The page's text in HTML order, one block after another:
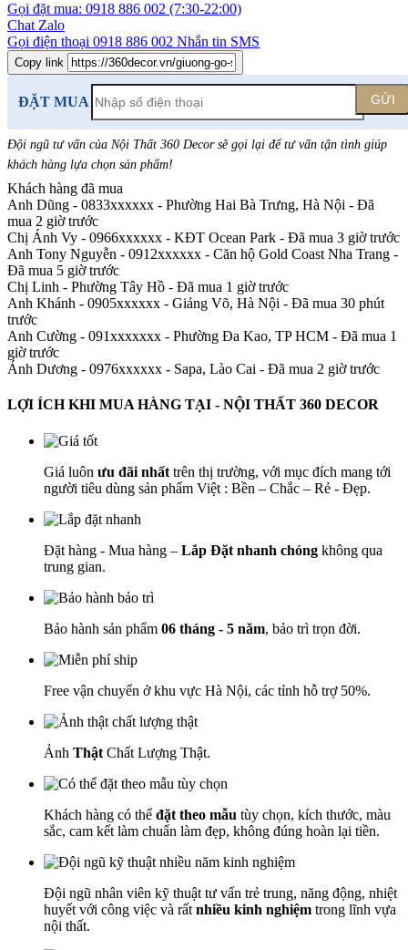
Gọi đặt mua: 0918 886 002 (7:30-22:00)
Chat Zalo
Gọi điện thoại 0918 886 002 Nhắn tin SMS
Copy link
ĐẶT MUA GỬI
Đội ngũ tư vấn của Nội Thất 360 Decor sẽ gọi lại để tư vấn tận tình giúp
khách hàng lựa chọn sản phẩm!
Khách hàng đã mua
Anh Dũng - 0833xxxxxx - Phường Hai Bà Trưng, Hà Nội - Đã
mua 2 giờ trước
Chị Ánh Vy - 0966xxxxxx - KĐT Ocean Park - Đã mua 3 giờ trước
Anh Tony Nguyễn - 0912xxxxxx - Căn hộ Gold Coast Nha Trang -
Đã mua 5 giờ trước
Chị Linh - Phường Tây Hồ - Đã mua 1 giờ trước
Anh Khánh - 0905xxxxxx - Giảng Võ, Hà Nội - Đã mua 30 phút
trước
Anh Cường - 091xxxxxxx - Phường Đa Kao, TP HCM - Đã mua 1
giờ trước
Ánh Dương - 0976xxxxxx - Sapa, Lào Cai - Đã mua 2 giờ trước
LỢI ÍCH KHI MUA HÀNG TẠI - NỘI THẤT 360 DECOR
Giá luôn ưu đãi nhất trên thị trường, với mục đích mang tới
người tiêu dùng sản phẩm Việt : Bền – Chắc – Rẻ - Đẹp.
Đặt hàng - Mua hàng – Lắp Đặt nhanh chóng không qua
trung gian.
Bảo hành sản phẩm 06 tháng - 5 năm, bảo trì trọn đời.
Free vận chuyển ở khu vực Hà Nội, các tỉnh hỗ trợ 50%.
Ảnh Thật Chất Lượng Thật.
Khách hàng có thể đặt theo mẫu tùy chọn, kích thước, màu
sắc, cam kết làm chuẩn làm đẹp, không đúng hoàn lại tiền.
Đội ngũ nhân viên kỹ thuật tư vấn trẻ trung, năng động, nhiệt
huyết với công việc và rất nhiều kinh nghiệm trong lĩnh vựa
nội thất.